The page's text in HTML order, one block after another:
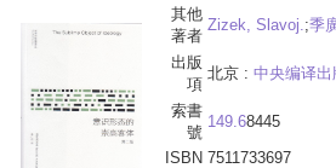
其他
著者
Zizek, Slavoj.;季
出版
項
北京 : 中央编译
索書
號
149.68445
ISBN 7511733697